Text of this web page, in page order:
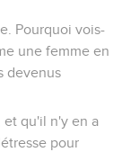
Pourquoi vois-
une femme en
devenus
et qu'il n'y en a
pour